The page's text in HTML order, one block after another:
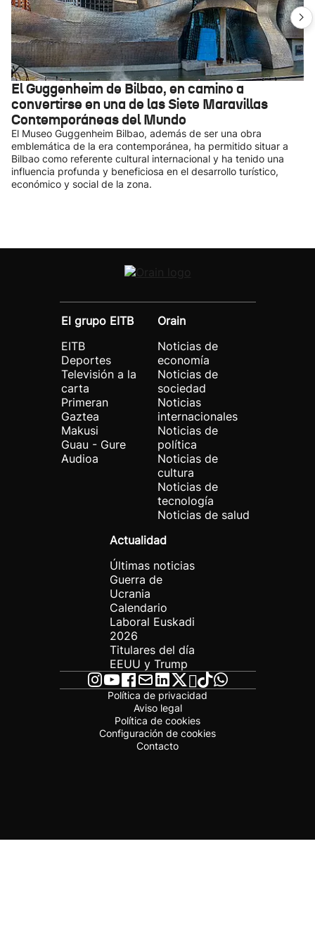
El Guggenheim de Bilbao, en camino a
convertirse en una de las Siete Maravillas
Contemporáneas del Mundo
El Museo Guggenheim Bilbao, además de ser una obra
emblemática de la era contemporánea, ha permitido situar a
Bilbao como referente cultural internacional y ha tenido una
influencia profunda y beneficiosa en el desarrollo turístico,
económico y social de la zona.
El grupo EITB
EITB
Deportes
Televisión a la
carta
Primeran
Gaztea
Makusi
Guau - Gure
Audioa
Orain
Noticias de
economía
Noticias de
sociedad
Noticias
internacionales
Noticias de
política
Noticias de
cultura
Noticias de
tecnología
Noticias de salud
Actualidad
Últimas noticias
Guerra de
Ucrania
Calendario
Laboral Euskadi
2026
Titulares del día
EEUU y Trump
Política de privacidad
Aviso legal
Política de cookies
Configuración de cookies
Contacto